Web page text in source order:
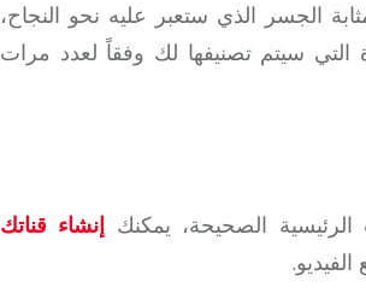
الجسر الذي ستعبر عليه نحو النجاح،
التي سيتم تصنيفها لك وفقاً لعدد مرات
الصحيحة، يمكنك إنشاء قناتك